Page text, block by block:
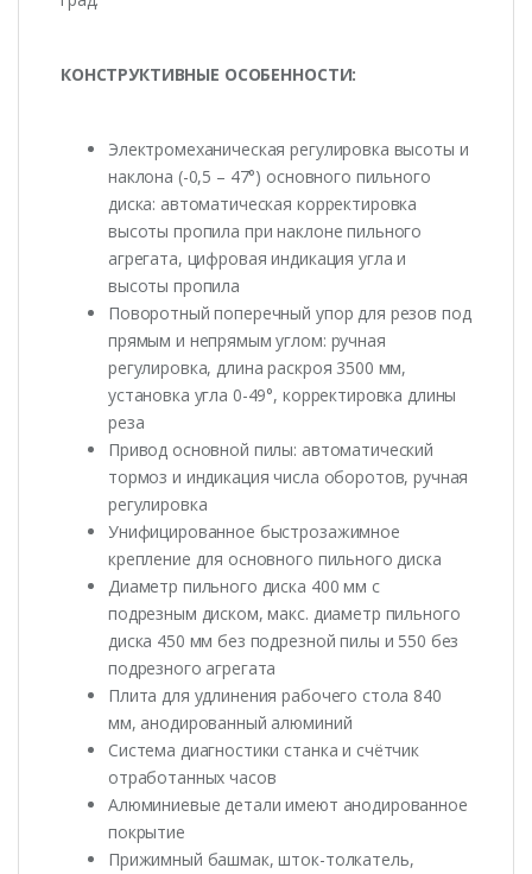
КОНСТРУКТИВНЫЕ ОСОБЕННОСТИ:
Электромеханическая регулировка высоты и
наклона (-0,5 – 47°) основного пильного
диска: автоматическая корректировка
высоты пропила при наклоне пильного
агрегата, цифровая индикация угла и
высоты пропила
Поворотный поперечный упор для резов под
прямым и непрямым углом: ручная
регулировка, длина раскроя 3500 мм,
установка угла 0-49°, корректировка длины
реза
Привод основной пилы: автоматический
тормоз и индикация числа оборотов, ручная
регулировка
Унифицированное быстрозажимное
крепление для основного пильного диска
Диаметр пильного диска 400 мм с
подрезным диском, макс. диаметр пильного
диска 450 мм без подрезной пилы и 550 без
подрезного агрегата
Плита для удлинения рабочего стола 840
мм, анодированный алюминий
Система диагностики станка и счётчик
отработанных часов
Алюминиевые детали имеют анодированное
покрытие
Прижимный башмак, шток-толкатель,